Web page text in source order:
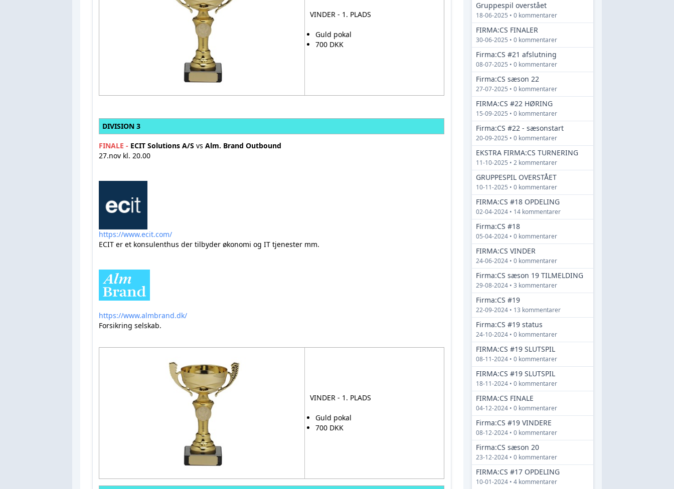
VINDER - 1. PLADS
Guld pokal
700 DKK
DIVISION 3
FINALE - ECIT Solutions A/S vs Alm. Brand Outbound
27.nov kl. 20.00
https://www.ecit.com/
ECIT er et konsulenthus der tilbyder økonomi og IT tjenester mm.
https://www.almbrand.dk/
Forsikring selskab.
VINDER - 1. PLADS
Guld pokal
700 DKK
Gruppespil overstået
18-06-2025 • 0 kommentarer
FIRMA:CS FINALER
30-06-2025 • 0 kommentarer
Firma:CS #21 afslutning
08-07-2025 • 0 kommentarer
Firma:CS sæson 22
27-07-2025 • 0 kommentarer
FIRMA:CS #22 HØRING
15-09-2025 • 0 kommentarer
Firma:CS #22 - sæsonstart
20-09-2025 • 0 kommentarer
EKSTRA FIRMA:CS TURNERING
11-10-2025 • 2 kommentarer
GRUPPESPIL OVERSTÅET
10-11-2025 • 0 kommentarer
FIRMA:CS #18 OPDELING
02-04-2024 • 14 kommentarer
Firma:CS #18
05-04-2024 • 0 kommentarer
FIRMA:CS VINDER
24-06-2024 • 0 kommentarer
Firma:CS sæson 19 TILMELDING
29-08-2024 • 3 kommentarer
Firma:CS #19
22-09-2024 • 13 kommentarer
Firma:CS #19 status
24-10-2024 • 0 kommentarer
FIRMA:CS #19 SLUTSPIL
08-11-2024 • 0 kommentarer
FIRMA:CS #19 SLUTSPIL
18-11-2024 • 0 kommentarer
FIRMA:CS FINALE
04-12-2024 • 0 kommentarer
Firma:CS #19 VINDERE
08-12-2024 • 0 kommentarer
Firma:CS sæson 20
23-12-2024 • 0 kommentarer
FIRMA:CS #17 OPDELING
10-01-2024 • 4 kommentarer